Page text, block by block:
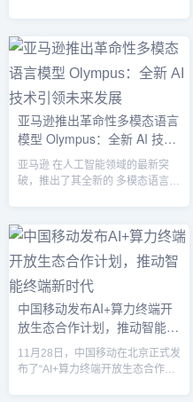
照明和显示行业的核心技术之一，
LED芯片正逐步改变照明、显示、
汽车、智能设备等多个领域。随着
新材料和制造工艺的突破，LED芯
片不仅在能源效率和使用寿命方面
得到了提升，还在色彩表现和智能
集成度上实现了新的飞跃。随着
（AI）技术的融合，LED...
亚马逊推出革命性多模态语言
模型 Olympus：全新 AI 技术
引领未来发展
亚马逊 在人工智能领域的最新突
破，推出了其全新的 多模态语言模
合 文本、图像、视频 等多种数据
输入，Olympus 有望在电商、智能
助手、内容生成等多个领域带来革
命性的改变。Olympus：打破传统
语言模型的界限与传统的自然语言
处理（NLP）模型不同，Olympus
是一个 多模态语言模型，意味着它
分...
中国移动发布AI+算力终端开
放生态合作计划，推动智能终
端新时代
11月28日，中国移动在北京正式发
布了“AI+算力终端开放生态合作计